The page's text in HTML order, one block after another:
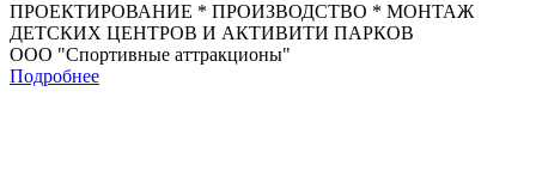
ПРОЕКТИРОВАНИЕ * ПРОИЗВОДСТВО * МОНТАЖ
ДЕТСКИХ ЦЕНТРОВ И АКТИВИТИ ПАРКОВ
ООО "Спортивные аттракционы"
Подробнее